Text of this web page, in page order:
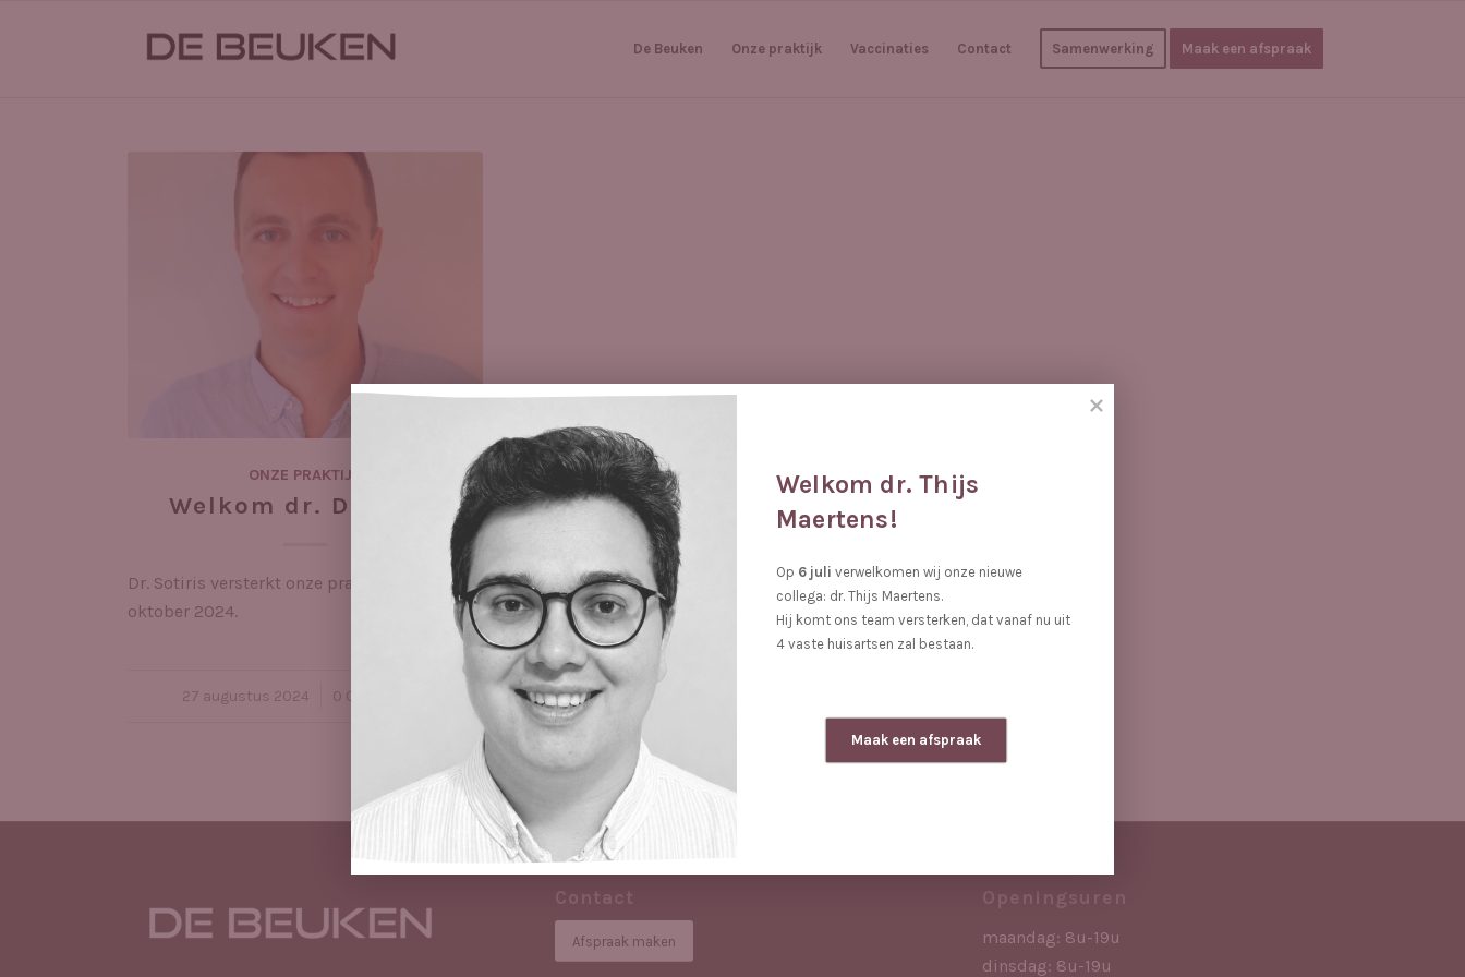
De Beuken Onze praktijk Vaccinaties Contact Samenwerking Maak een afspraak
ONZE PRAKTIJK
Welkom dr. D’Hondt
Dr. Sotiris versterkt onze praktijk vanaf 14
oktober 2024.
27 augustus 2024
/ 0 Comments
Contact
Afspraak maken
Openingsuren
maandag: 8u-19u
dinsdag: 8u-19u
Welkom dr. Thijs
Maertens!
Op 6 juli verwelkomen wij onze nieuwe
collega: dr. Thijs Maertens.
Hij komt ons team versterken, dat vanaf nu uit
4 vaste huisartsen zal bestaan.
Maak een afspraak